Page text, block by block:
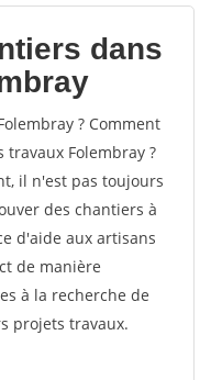
dans
? Comment
Folembray ?
il n'est pas toujours
des chantiers à
d'aide aux artisans
de manière
à la recherche de
projets travaux.